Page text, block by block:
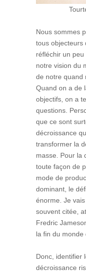
Nous sommes
tous objecteurs
réfléchir un
notre vision du
de notre quand
Quand on a de
objectifs, on a
questions.
que ce sont
décroissance
transformer la
masse. Pour la
toute façon de
mode de
dominant, le
énorme. Je
souvent citée,
Fredric
la fin du monde
Donc, identifier
décroissance